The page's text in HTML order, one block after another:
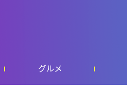
グルメ